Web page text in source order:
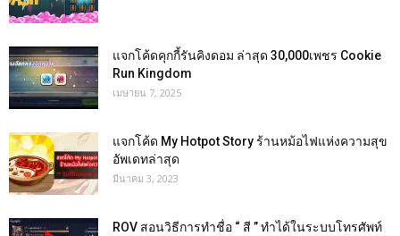
แจกโค้ดคุกกี้รันคิงดอม ล่าสุด 30,000เพชร Cookie
Run Kingdom
เมษายน 7, 2025
แจกโค้ด My Hotpot Story ร้านหม้อไฟแห่งความสุข
อัพเดทล่าสุด
มีนาคม 3, 2023
ROV สอนวิธีการทำชื่อ “ สี ” ทำได้ในระบบโทรศัพท์